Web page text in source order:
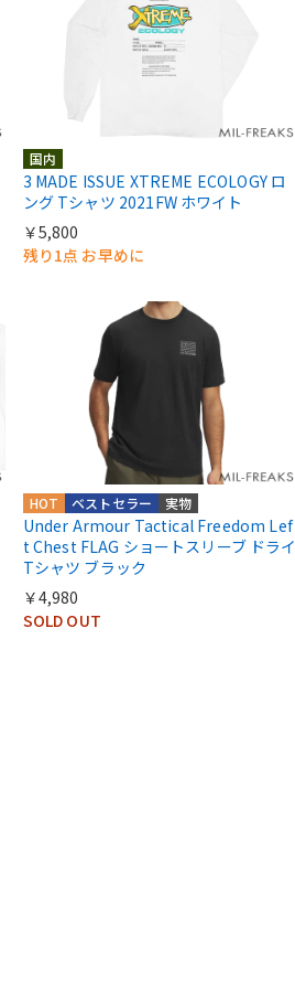
国内
3 MADE ISSUE XTREME ECOLOGY ロ
ング Tシャツ 2021FW ホワイト
￥5,800
残り1点 お早めに
HOT 実物
ベストセラー
Under Armour Tactical Freedom Lef
t Chest FLAG ショートスリーブ ドライ
Tシャツ ブラック
￥4,980
SOLD OUT